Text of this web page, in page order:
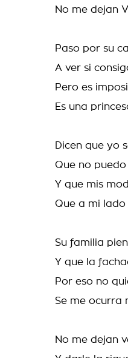
No me dejan
Paso por su
A ver si
Pero es
Es una
Dicen que yo
Que no
Y que mis
Que a mi
Su familia
Y que la
Por eso no
Se me ocurra
No me dejan